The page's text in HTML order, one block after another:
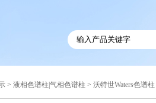
> 液相色谱柱|气相色谱柱 > 沃特世Waters色谱柱